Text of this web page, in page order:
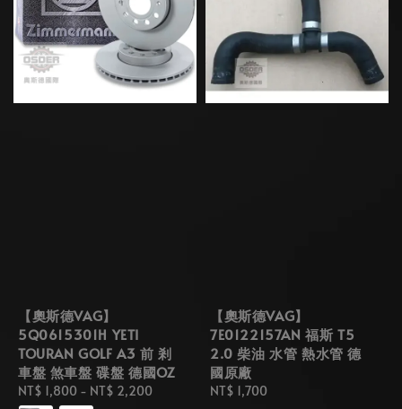
【奧斯德VAG】
5Q0615301H YETI
TOURAN GOLF A3 前 剎
車盤 煞車盤 碟盤 德國OZ
Regular
NT$ 1,800 - NT$ 2,200
【奧斯德VAG】
7E0122157AN 福斯 T5
2.0 柴油 水管 熱水管 德
國原廠
Regular
NT$ 1,700